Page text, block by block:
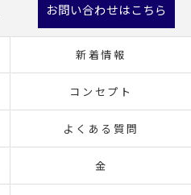
お問い合わせはこちら
新着情報
コンセプト
よくある質問
金